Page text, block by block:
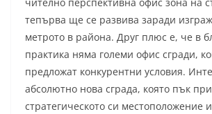
чително перспективна офис зона на
тепърва ще се развива заради
метрото в района. Друг плюс е, че в
практика няма големи офис сгради,
предложат конкурентни условия.
абсолютно нова сграда, която пък
стратегическото си местоположение